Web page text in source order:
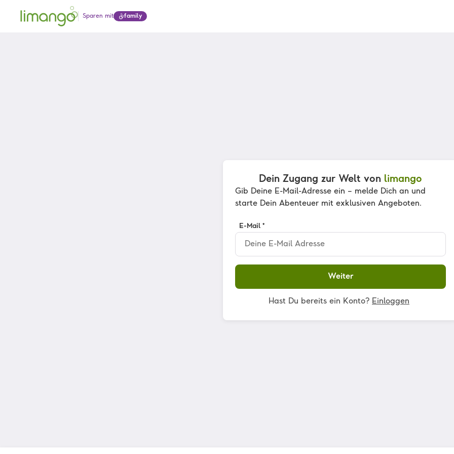
Sparen mit
family
Dein Zugang zur Welt von limango
Gib Deine E-Mail-Adresse ein – melde Dich an und
starte Dein Abenteuer mit exklusiven Angeboten.
E-Mail *
Weiter
Hast Du bereits ein Konto? Einloggen